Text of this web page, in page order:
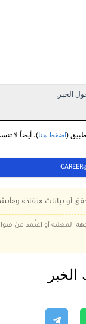
الخبر:
( اضغط هنا)، أيضاً لا
أو بيانات «نفاذ»
المعلنة أو اعتُمد من